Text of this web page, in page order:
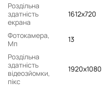
Роздільна
здатність
екрана
1612x720
Фотокамера,
Мп
13
Роздільна
здатність
відеозйомки,
пікс
1920x1080